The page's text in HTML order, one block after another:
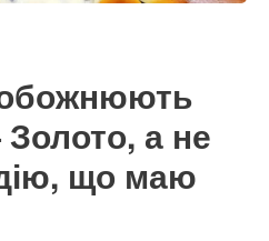
а не
що маю